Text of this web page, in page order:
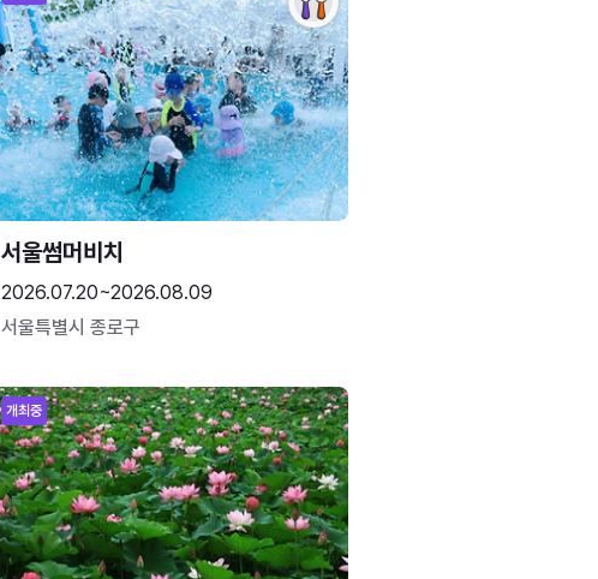
서울썸머비치
2026.07.20~2026.08.09
서울특별시 종로구
개최중